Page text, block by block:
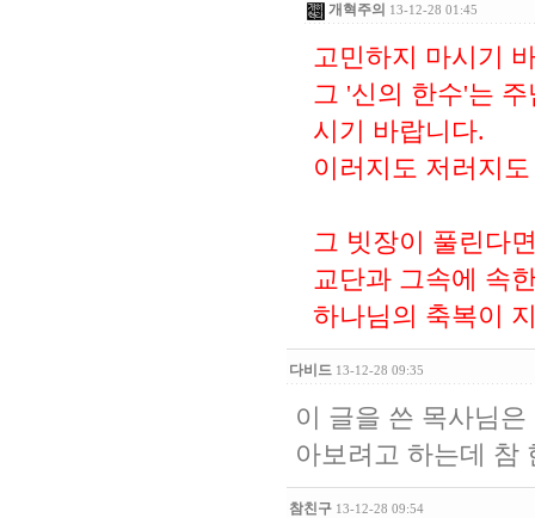
개혁주의 13-12-28 01:45
고민하지 마시기
그 '신의 한수'는
시기 바랍니다.
이러지도 저러지
그 빗장이 풀린다
교단과 그속에 속
하나님의 축복이
다비드 13-12-28 09:35
이 글을 쓴 목사님
아보려고 하는데 참
참친구 13-12-28 09:54